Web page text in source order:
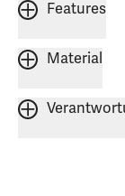
Features
Material